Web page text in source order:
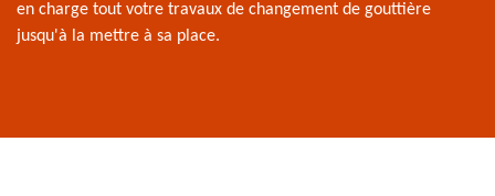
en charge tout votre travaux de changement de gouttière
jusqu'à la mettre à sa place.